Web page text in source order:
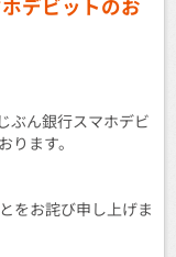
デビットのお
ぶん銀行スマホデビ
ます。
をお詫び申し上げま